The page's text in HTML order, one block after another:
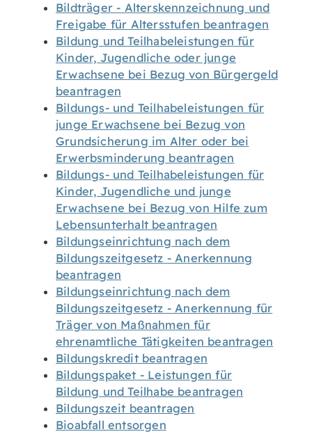
Bildträger - Alterskennzeichnung und
Freigabe für Altersstufen beantragen
Bildung und Teilhabeleistungen für
Kinder, Jugendliche oder junge
Erwachsene bei Bezug von Bürgergeld
beantragen
Bildungs- und Teilhabeleistungen für
junge Erwachsene bei Bezug von
Grundsicherung im Alter oder bei
Erwerbsminderung beantragen
Bildungs- und Teilhabeleistungen für
Kinder, Jugendliche und junge
Erwachsene bei Bezug von Hilfe zum
Lebensunterhalt beantragen
Bildungseinrichtung nach dem
Bildungszeitgesetz - Anerkennung
beantragen
Bildungseinrichtung nach dem
Bildungszeitgesetz - Anerkennung für
Träger von Maßnahmen für
ehrenamtliche Tätigkeiten beantragen
Bildungskredit beantragen
Bildungspaket - Leistungen für
Bildung und Teilhabe beantragen
Bildungszeit beantragen
Bioabfall entsorgen